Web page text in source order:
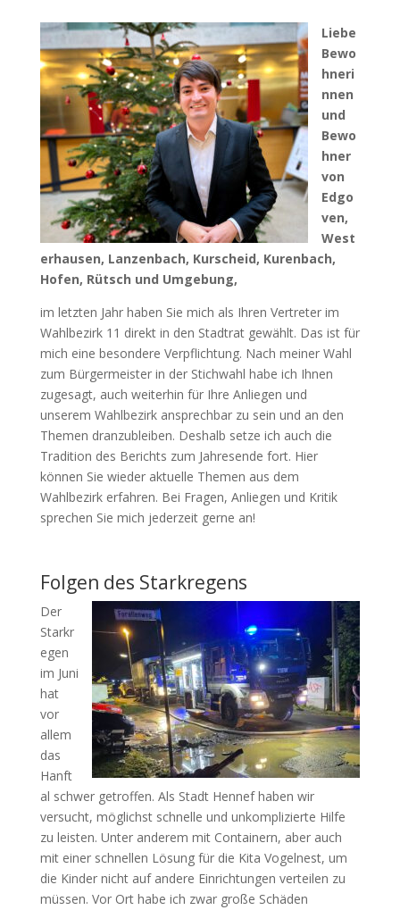
Liebe
Bewo
hneri
nnen
und
Bewo
hner
von
Edgo
ven,
West
erhausen, Lanzenbach, Kurscheid, Kurenbach,
Hofen, Rütsch und Umgebung,
im letzten Jahr haben Sie mich als Ihren Vertreter im
Wahlbezirk 11 direkt in den Stadtrat gewählt. Das ist für
mich eine besondere Verpflichtung. Nach meiner Wahl
zum Bürgermeister in der Stichwahl habe ich Ihnen
zugesagt, auch weiterhin für Ihre Anliegen und
unserem Wahlbezirk ansprechbar zu sein und an den
Themen dranzubleiben. Deshalb setze ich auch die
Tradition des Berichts zum Jahresende fort. Hier
können Sie wieder aktuelle Themen aus dem
Wahlbezirk erfahren. Bei Fragen, Anliegen und Kritik
sprechen Sie mich jederzeit gerne an!
Folgen des Starkregens
Der
Starkr
egen
im Juni
hat
vor
allem
das
Hanft
al schwer getroffen. Als Stadt Hennef haben wir
versucht, möglichst schnelle und unkomplizierte Hilfe
zu leisten. Unter anderem mit Containern, aber auch
mit einer schnellen Lösung für die Kita Vogelnest, um
die Kinder nicht auf andere Einrichtungen verteilen zu
müssen. Vor Ort habe ich zwar große Schäden